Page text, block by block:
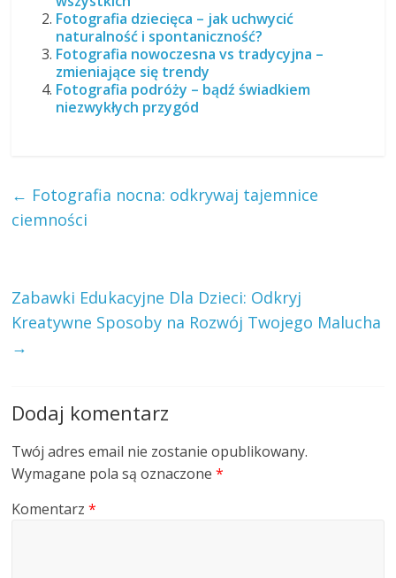
Fotografia dziecięca – jak uchwycić
naturalność i spontaniczność?
Fotografia nowoczesna vs tradycyjna –
zmieniające się trendy
Fotografia podróży – bądź świadkiem
niezwykłych przygód
← Fotografia nocna: odkrywaj tajemnice
ciemności
Zabawki Edukacyjne Dla Dzieci: Odkryj
Kreatywne Sposoby na Rozwój Twojego Malucha
→
Dodaj komentarz
Twój adres email nie zostanie opublikowany.
Wymagane pola są oznaczone*
Komentarz*